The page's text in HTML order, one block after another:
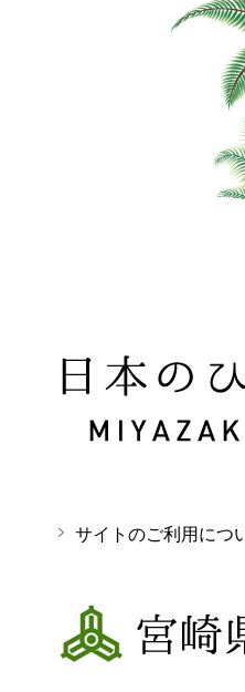
日本のひなた 宮崎
サイトのご利用につ
宮崎県